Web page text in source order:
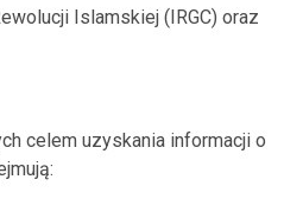
Islamskiej (IRGC) oraz
celem uzyskania informacji o